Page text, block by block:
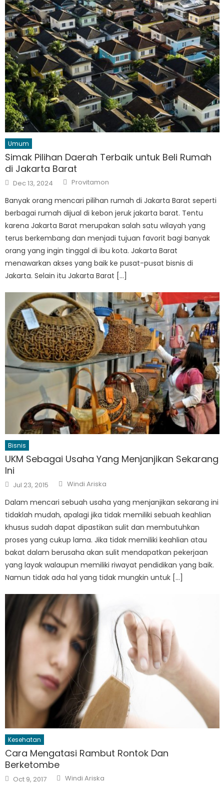
Umum
Simak Pilihan Daerah Terbaik untuk Beli Rumah
di Jakarta Barat
Posted
on
Dec 13, 2024 Author
Provitamon
Banyak orang mencari pilihan rumah di Jakarta Barat seperti
berbagai rumah dijual di kebon jeruk jakarta barat. Tentu
karena Jakarta Barat merupakan salah satu wilayah yang
terus berkembang dan menjadi tujuan favorit bagi banyak
orang yang ingin tinggal di ibu kota. Jakarta Barat
menawarkan akses yang baik ke pusat-pusat bisnis di
Jakarta. Selain itu Jakarta Barat […]
Bisnis
UKM Sebagai Usaha Yang Menjanjikan Sekarang
Ini
Posted
on
Jul 23, 2015 Author
Windi Ariska
Dalam mencari sebuah usaha yang menjanjikan sekarang ini
tidaklah mudah, apalagi jika tidak memiliki sebuah keahlian
khusus sudah dapat dipastikan sulit dan membutuhkan
proses yang cukup lama. Jika tidak memiliki keahlian atau
bakat dalam berusaha akan sulit mendapatkan pekerjaan
yang layak walaupun memiliki riwayat pendidikan yang baik.
Namun tidak ada hal yang tidak mungkin untuk […]
Kesehatan
Cara Mengatasi Rambut Rontok Dan
Berketombe
Posted
on
Oct 9, 2017 Author
Windi Ariska